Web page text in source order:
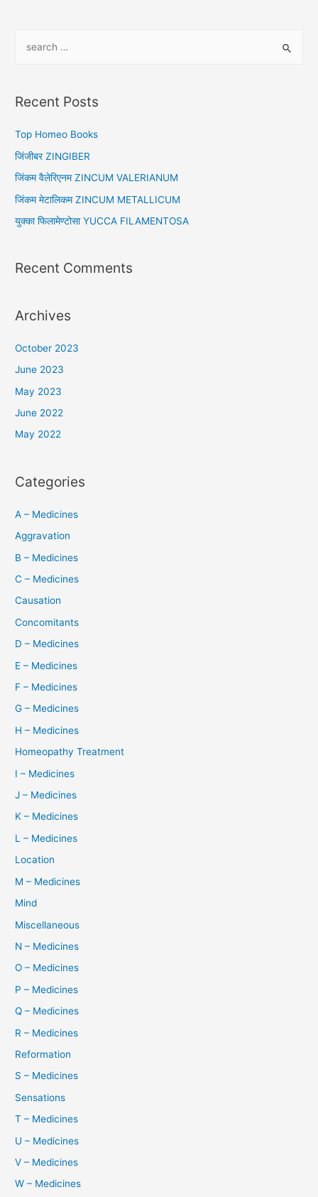
r
h
f
o
Recent Posts
Top Homeo Books
जिंजीबर ZINGIBER
जिंकम वैलेरिएनम ZINCUM VALERIANUM
जिंकम मेटालिकम ZINCUM METALLICUM
युक्का फिलामेण्टोसा YUCCA FILAMENTOSA
Recent Comments
Archives
October 2023
June 2023
May 2023
June 2022
May 2022
Categories
A – Medicines
Aggravation
B – Medicines
C – Medicines
Causation
Concomitants
D – Medicines
E – Medicines
F – Medicines
G – Medicines
H – Medicines
Homeopathy Treatment
I – Medicines
J – Medicines
K – Medicines
L – Medicines
Location
M – Medicines
Mind
Miscellaneous
N – Medicines
O – Medicines
P – Medicines
Q – Medicines
R – Medicines
Reformation
S – Medicines
Sensations
T – Medicines
U – Medicines
V – Medicines
W – Medicines